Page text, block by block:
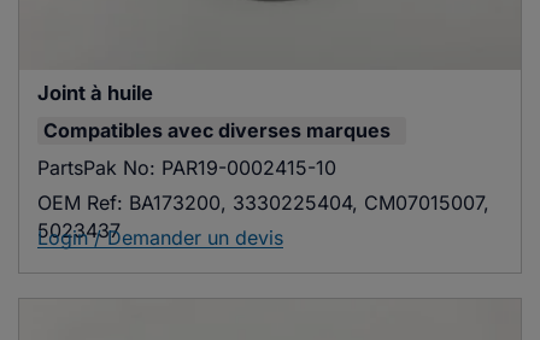
Joint à huile
Compatibles avec diverses marques
PartsPak No: PAR19-0002415-10
OEM Ref: BA173200, 3330225404, CM07015007,
5023437
Login / Demander un devis